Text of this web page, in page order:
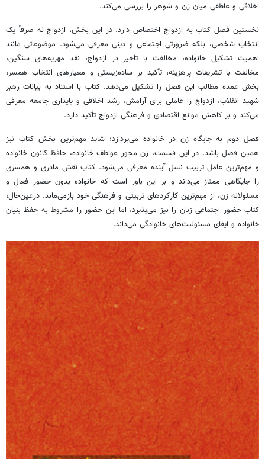
اخلاقی و عاطفی میان زن و شوهر را بررسی می‌کند.
نخستین فصل کتاب به ازدواج اختصاص دارد. در این بخش، ازدواج نه صرفاً یک
انتخاب شخصی، بلکه ضرورتی اجتماعی و دینی معرفی می‌شود. موضوعاتی مانند
اهمیت تشکیل خانواده، مخالفت با تأخیر در ازدواج، نقد مهریه‌های سنگین،
مخالفت با تشریفات پرهزینه، تأکید بر ساده‌زیستی و معیارهای انتخاب همسر،
بخش عمده مطالب این فصل را تشکیل می‌دهد. کتاب با استناد به بیانات رهبر
شهید انقلاب، ازدواج را عاملی برای آرامش، رشد اخلاقی و پایداری جامعه معرفی
می‌کند و بر کاهش موانع اقتصادی و فرهنگی ازدواج تأکید دارد.
فصل دوم به جایگاه زن در خانواده می‌پردازد؛ شاید مهم‌ترین بخش کتاب نیز
همین فصل باشد. در این قسمت، زن محور عواطف خانواده، حافظ کانون خانواده
و مهم‌ترین عامل تربیت نسل آینده معرفی می‌شود. کتاب نقش مادری و همسری
را جایگاهی ممتاز می‌داند و بر این باور است که خانواده بدون حضور فعال و
مسئولانه زن، از مهم‌ترین کارکردهای تربیتی و فرهنگی خود بازمی‌ماند. درعین‌حال،
کتاب حضور اجتماعی زنان را نیز می‌پذیرد، اما این حضور را مشروط به حفظ بنیان
خانواده و ایفای مسئولیت‌های خانوادگی می‌داند.